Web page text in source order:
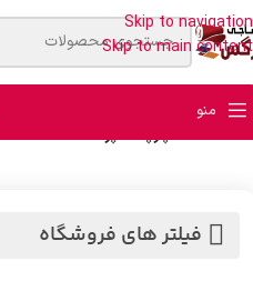
Skip to navigation
Skip to main content
منو
خانه/ملحفه/پارچه آشپزخانه
فیلتر های فروشگاه